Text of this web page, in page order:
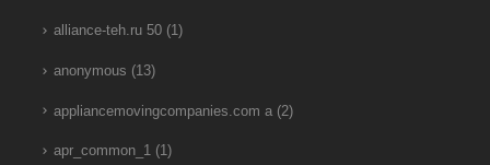
alliance-teh.ru 50(1)
anonymous (13)
appliancemovingcompanies.com a(2)
apr_common_1(1)